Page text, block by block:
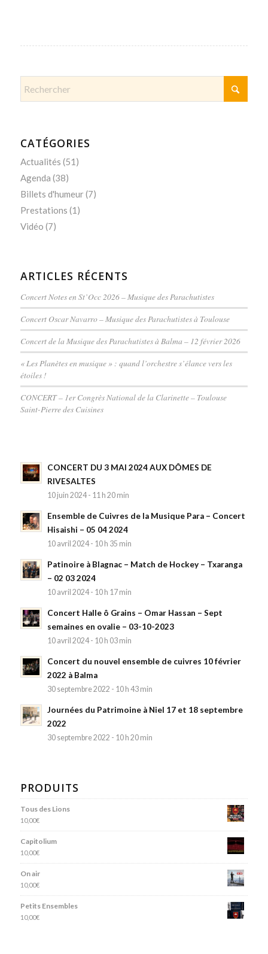
CATÉGORIES
Actualités (51)
Agenda (38)
Billets d'humeur(7)
Prestations (1)
Vidéo (7)
ARTICLES RÉCENTS
Concert Notes en St’Occ 2026 – Musique des Parachutistes
Concert Oscar Navarro – Musique des Parachutistes à Toulouse
Concert de la Musique des Parachutistes à Balma – 12 février 2026
« Les Planètes en musique » : quand l’orchestre s’élance vers les
étoiles !
CONCERT – 1er Congrès National de la Clarinette – Toulouse
Saint-Pierre des Cuisines
CONCERT DU 3 MAI 2024 AUX DÔMES DE
RIVESALTES
10 juin 2024 - 11 h 20 min
Ensemble de Cuivres de la Musique Para – Concert
Hisaishi – 05 04 2024
10 avril 2024 - 10 h 35 min
Patinoire à Blagnac – Match de Hockey – Txaranga
– 02 03 2024
10 avril 2024 - 10 h 17 min
Concert Halle ô Grains – Omar Hassan – Sept
semaines en ovalie – 03-10-2023
10 avril 2024 - 10 h 03 min
Concert du nouvel ensemble de cuivres 10 février
2022 à Balma
30 septembre 2022 - 10 h 43 min
Journées du Patrimoine à Niel 17 et 18 septembre
2022
30 septembre 2022 - 10 h 20 min
PRODUITS
Tous des Lions
10,00€
Capitolium
10,00€
On air
10,00€
Petits Ensembles
10,00€